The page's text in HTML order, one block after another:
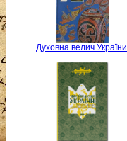
Духовна велич України